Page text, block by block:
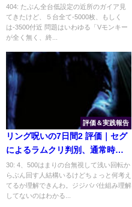
置のグラフ集」、逆風のマイル
ド機市場、終了画面示唆（富士
山,温泉etc）等々
404: たぶん全台低設定の近所のガイア見
てきたけど、５台全て-5000枚、もしく
は-3500付近 問題はいわゆる「Vモンキー
が全く無く、終...
評価＆実践報告
リング呪いの7日間2 評価｜セグ
によるラムクリ判別、通常時の
パトチャンス
30: 4、500はまりの台無視して浅い回転か
らぶん回す人結構いるけどちょっと何考え
てるか理解できんわ。ジジババ仕組み理解
してないのはわかる...